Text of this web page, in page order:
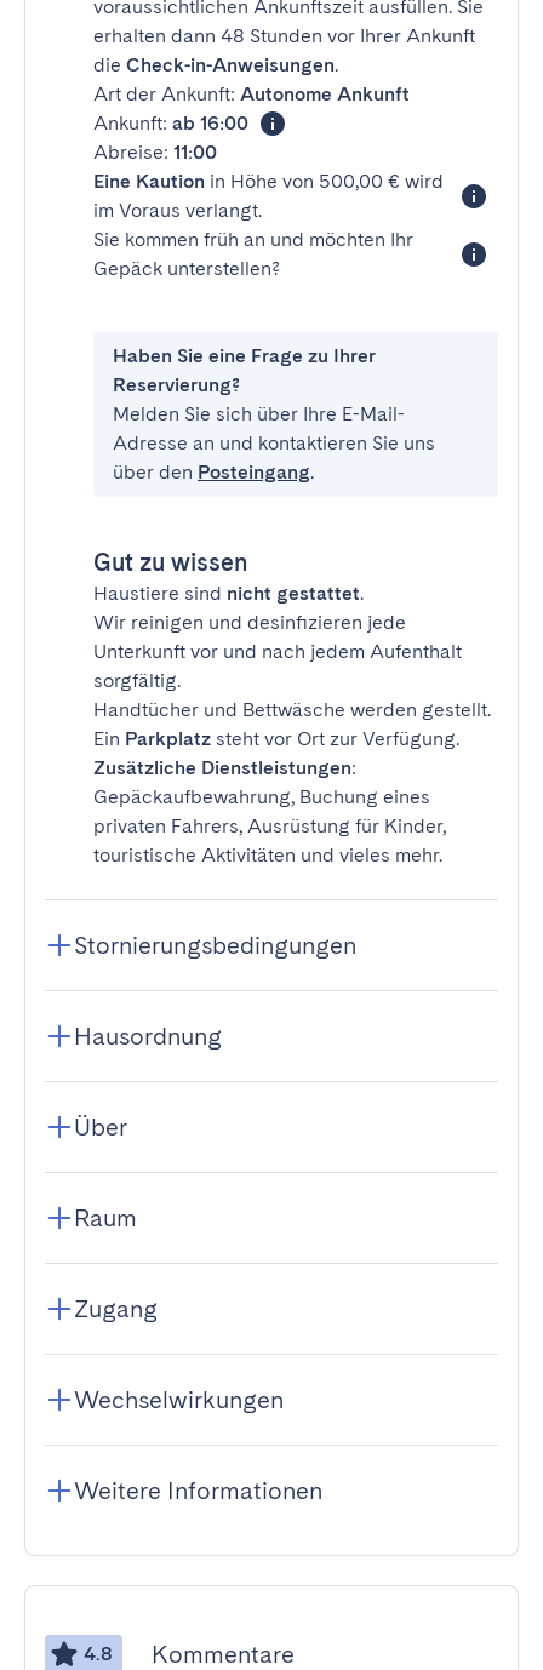
voraussichtlichen Ankunftszeit ausfüllen. Sie
erhalten dann 48 Stunden vor Ihrer Ankunft
die Check-in-Anweisungen.
Art der Ankunft: Autonome Ankunft
Ankunft: ab 16:00
Abreise: 11:00
Eine Kaution in Höhe von 500,00 € wird
im Voraus verlangt.
Sie kommen früh an und möchten Ihr
Gepäck unterstellen?
Haben Sie eine Frage zu Ihrer
Reservierung?
Melden Sie sich über Ihre E-Mail-
Adresse an und kontaktieren Sie uns
über den Posteingang.
Gut zu wissen
Haustiere sind nicht gestattet.
Wir reinigen und desinfizieren jede
Unterkunft vor und nach jedem Aufenthalt
sorgfältig.
Handtücher und Bettwäsche werden gestellt.
Ein Parkplatz steht vor Ort zur Verfügung.
Zusätzliche Dienstleistungen:
Gepäckaufbewahrung, Buchung eines
privaten Fahrers, Ausrüstung für Kinder,
touristische Aktivitäten und vieles mehr.
Stornierungsbedingungen
Hausordnung
Über
Raum
Zugang
Wechselwirkungen
Weitere Informationen
4.8 Kommentare